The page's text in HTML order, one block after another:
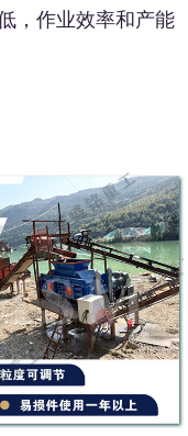
，作业效率和产能